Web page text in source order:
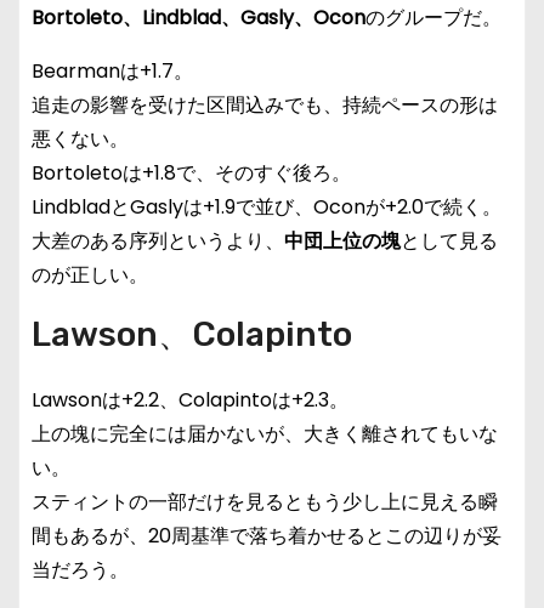
Bortoleto、Lindblad、Gasly、Oconのグループだ。
Bearmanは+1.7。
追走の影響を受けた区間込みでも、持続ペースの形は
悪くない。
Bortoletoは+1.8で、そのすぐ後ろ。
LindbladとGaslyは+1.9で並び、Oconが+2.0で続く。
大差のある序列というより、 中団上位の塊として見る
のが正しい。
Lawson、Colapinto
Lawsonは+2.2、Colapintoは+2.3。
上の塊に完全には届かないが、大きく離されてもいな
い。
スティントの一部だけを見るともう少し上に見える瞬
間もあるが、20周基準で落ち着かせるとこの辺りが妥
当だろう。